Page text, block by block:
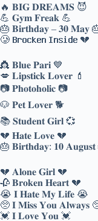
🔥 𝐁𝐈𝐆 𝐃𝐑𝐄𝐀𝐌𝐒 😈
💪 𝐆𝐲𝐦 𝐅𝐫𝐞𝐚𝐤 💪
🎂 𝐁𝐢𝐫𝐭𝐡𝐝𝐚𝐲 – 𝟑𝟎 𝐌𝐚𝐲
🥲 𝐁𝐫𝐨𝐜𝐤𝐞𝐧 𝐈𝐧𝐬𝐢𝐝𝐞 💔
👸 𝐁𝐥𝐮𝐞 𝐏𝐚𝐫𝐢 💙
💋 𝐋𝐢𝐩𝐬𝐭𝐢𝐜𝐤 𝐋𝐨𝐯𝐞𝐫 💄
📷 𝐏𝐡𝐨𝐭𝐨𝐡𝐨𝐥𝐢𝐜 📷
🐶 𝐏𝐞𝐭 𝐋𝐨𝐯𝐞𝐫 🐕
📚 𝐒𝐭𝐮𝐝𝐞𝐧𝐭 𝐆𝐢𝐫𝐥 💞
💔 𝐇𝐚𝐭𝐞 𝐋𝐨𝐯𝐞 💔
🎂 𝐁𝐢𝐫𝐭𝐡𝐝𝐚𝐲: 𝟏𝟎 𝐀𝐮𝐠𝐮𝐬𝐭
💔 𝐀𝐥𝐨𝐧𝐞 𝐆𝐢𝐫𝐥 💔
🥀 𝐁𝐫𝐨𝐤𝐞𝐧 𝐇𝐞𝐚𝐫𝐭 💔
😭 𝐈 𝐇𝐚𝐭𝐞 𝐌𝐲 𝐋𝐢𝐟𝐞 😭
🥺 𝐈 𝐌𝐢𝐬𝐬 𝐘𝐨𝐮 𝐀𝐥𝐰𝐚𝐲𝐬
💓 𝐈 𝐋𝐨𝐯𝐞 𝐘𝐨𝐮 💓